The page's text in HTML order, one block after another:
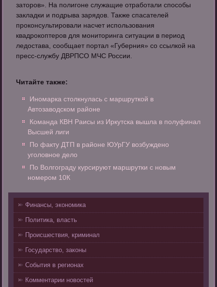
заторов». На полигоне служащие отработали способы
закладки и подрыва зарядов. Также спасателей
проконсультировали насчет использования
квадрокоптеров для мониторинга ситуации в период
ледостава, сообщает портал «Губерния» со ссылкой на
пресс-службу ДВРПСО МЧС России.
Читайте также:
Иномарка столкнулась с маршруткой в
Автозаводском районе
Команда КВН Раисы из Иркутска вышла в полуфинал
Высшей лиги
По факту ДТП в районе ЮУрГУ возбуждено
уголовное дело
По Волгограду курсируют маршрутки с новым
номером 10К
Финансы, экономика
Политика, власть
Происшествия, криминал
Государство, законы
События в регионах
Комментарии новостей